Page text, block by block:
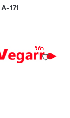
171